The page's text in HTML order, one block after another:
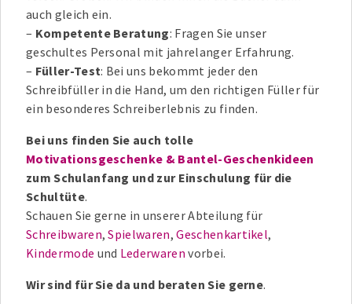
auch gleich ein.
– Kompetente Beratung: Fragen Sie unser
geschultes Personal mit jahrelanger Erfahrung.
– Füller-Test: Bei uns bekommt jeder den
Schreibfüller in die Hand, um den richtigen Füller für
ein besonderes Schreiberlebnis zu finden.
Bei uns finden Sie auch tolle
Motivationsgeschenke & Bantel-Geschenkideen
zum Schulanfang und zur Einschulung für die
Schultüte.
Schauen Sie gerne in unserer Abteilung für
Schreibwaren,Spielwaren,Geschenkartikel,
Kindermode und Lederwaren vorbei.
Wir sind für Sie da und beraten Sie gerne.